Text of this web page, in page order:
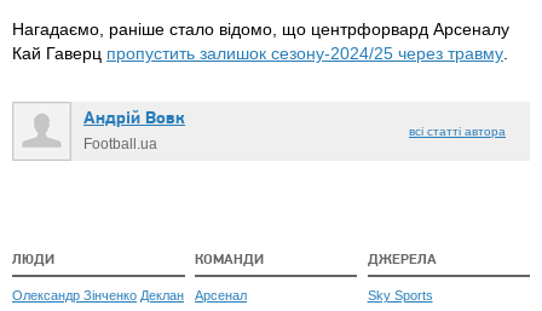
Нагадаємо, раніше стало відомо, що центрфорвард Арсеналу
Кай Гаверц пропустить залишок сезону-2024/25 через травму.
Андрій Вовк
Football.ua
всі статті автора
ЛЮДИ
Олександр Зінченко Деклан
КОМАНДИ
Арсенал
ДЖЕРЕЛА
Sky Sports